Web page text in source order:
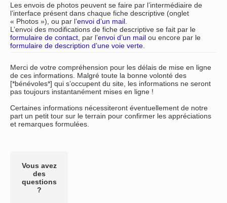
Les envois de photos peuvent se faire par l’intermédiaire de
l’interface présent dans chaque fiche descriptive (onglet
« Photos »), ou par l’envoi d’un mail
L’envoi des modifications de fiche descriptive se fait par le
formulaire de contact , par l’envoi d’un mail ou encore par le
formulaire de description d’une voie verte
Merci de votre compréhension pour les délais de mise en ligne
de ces informations. Malgré toute la bonne volonté des
[*bénévoles*] qui s’occupent du site, les informations ne seront
pas toujours instantanément mises en ligne !
Certaines informations nécessiteront éventuellement de notre
part un petit tour sur le terrain pour confirmer les appréciations
et remarques formulées.
Vous avez
des
questions
?